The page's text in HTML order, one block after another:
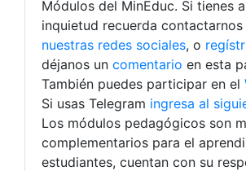
Módulos del MinEduc. Si tienes
inquietud recuerda
nuestras redes sociales, o
déjanos un comentario en esta
También puedes participar en el
Si usas Telegram ingresa al
Los módulos pedagógicos son
complementarios para el
estudiantes, cuentan con su